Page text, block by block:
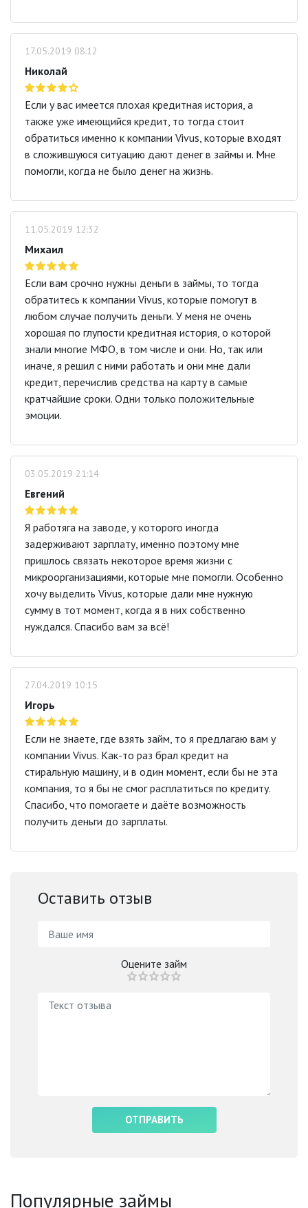
17.05.2019 08:12
Николай
Если у вас имеется плохая кредитная история, а
также уже имеющийся кредит, то тогда стоит
обратиться именно к компании Vivus, которые входят
в сложившуюся ситуацию дают денег в займы и. Мне
помогли, когда не было денег на жизнь.
11.05.2019 12:32
Михаил
Если вам срочно нужны деньги в займы, то тогда
обратитесь к компании Vivus, которые помогут в
любом случае получить деньги. У меня не очень
хорошая по глупости кредитная история, о которой
знали многие МФО, в том числе и они. Но, так или
иначе, я решил с ними работать и они мне дали
кредит, перечислив средства на карту в самые
кратчайшие сроки. Одни только положительные
эмоции.
03.05.2019 21:14
Евгений
Я работяга на заводе, у которого иногда
задерживают зарплату, именно поэтому мне
пришлось связать некоторое время жизни с
микроорганизациями, которые мне помогли. Особенно
хочу выделить Vivus, которые дали мне нужную
сумму в тот момент, когда я в них собственно
нуждался. Спасибо вам за всё!
27.04.2019 10:15
Игорь
Если не знаете, где взять займ, то я предлагаю вам у
компании Vivus. Как-то раз брал кредит на
стиральную машину, и в один момент, если бы не эта
компания, то я бы не смог расплатиться по кредиту.
Спасибо, что помогаете и даёте возможность
получить деньги до зарплаты.
Оставить отзыв
Оцените займ
Популярные займы